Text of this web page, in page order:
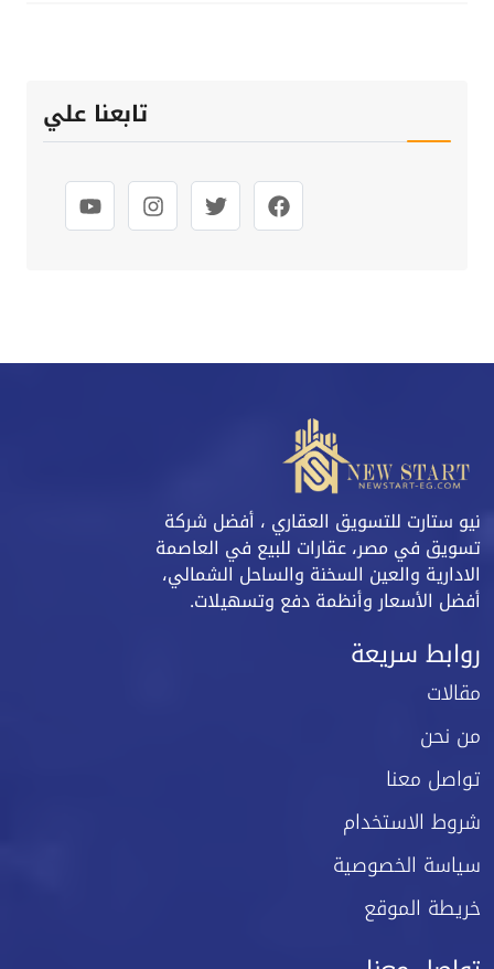
تابعنا علي
نيو ستارت للتسويق العقاري ، أفضل شركة
تسويق في مصر، عقارات للبيع في العاصمة
الادارية والعين السخنة والساحل الشمالي،
أفضل الأسعار وأنظمة دفع وتسهيلات.
روابط سريعة
مقالات
من نحن
تواصل معنا
شروط الاستخدام
سياسة الخصوصية
خريطة الموقع